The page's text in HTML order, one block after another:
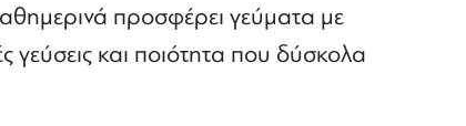
προσφέρει γεύματα με
γεύσεις και ποιότητα που δύσκολα